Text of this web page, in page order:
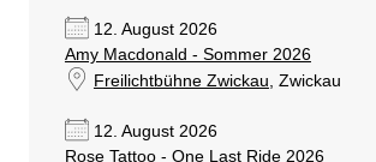
12. August 2026
Amy Macdonald - Sommer 2026
Freilichtbühne Zwickau, Zwickau
12. August 2026
Rose Tattoo - One Last Ride 2026